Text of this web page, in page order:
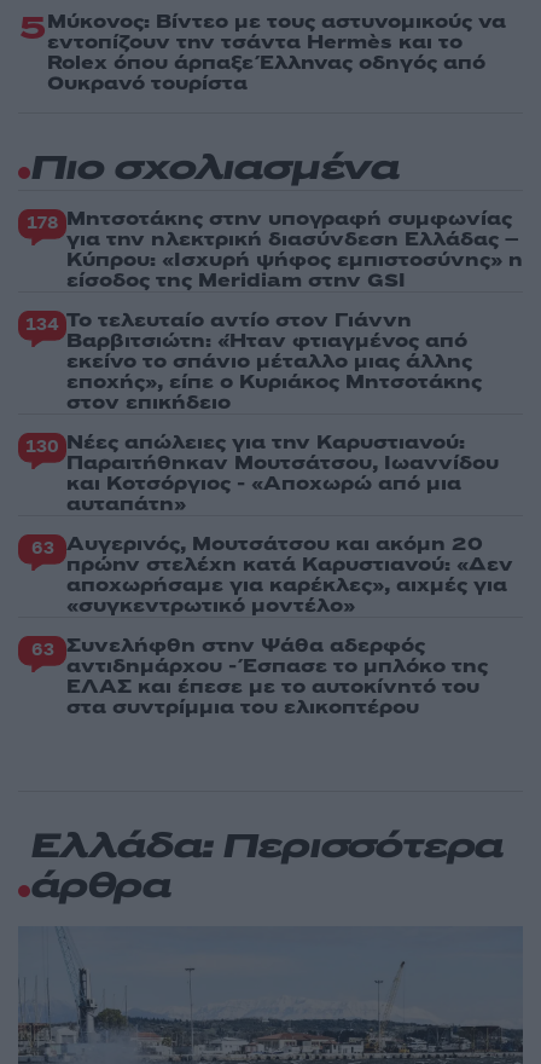
5Μύκονος: Βίντεο με τους αστυνομικούς να
εντοπίζουν την τσάντα Hermès και το
Rolex όπου άρπαξε Έλληνας οδηγός από
Ουκρανό τουρίστα
Πιο σχολιασμένα
178 Μητσοτάκης στην υπογραφή συμφωνίας
για την ηλεκτρική διασύνδεση Ελλάδας –
Κύπρου: «Ισχυρή ψήφος εμπιστοσύνης» η
είσοδος της Meridiam στην GSI
134 Το τελευταίο αντίο στον Γιάννη
Βαρβιτσιώτη: «Ήταν φτιαγμένος από
εκείνο το σπάνιο μέταλλο μιας άλλης
εποχής», είπε ο Κυριάκος Μητσοτάκης
στον επικήδειο
130 Νέες απώλειες για την Καρυστιανού:
Παραιτήθηκαν Μουτσάτσου, Ιωαννίδου
και Κοτσόργιος - «Αποχωρώ από μια
αυταπάτη»
63 Αυγερινός, Μουτσάτσου και ακόμη 20
πρώην στελέχη κατά Καρυστιανού: «Δεν
αποχωρήσαμε για καρέκλες», αιχμές για
«συγκεντρωτικό μοντέλο»
63 Συνελήφθη στην Ψάθα αδερφός
αντιδημάρχου - Έσπασε το μπλόκο της
ΕΛΑΣ και έπεσε με το αυτοκίνητό του
στα συντρίμμια του ελικοπτέρου
Ελλάδα: Περισσότερα
άρθρα